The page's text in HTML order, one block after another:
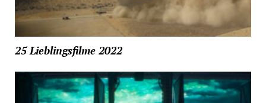
25 Lieblingsfilme 2022